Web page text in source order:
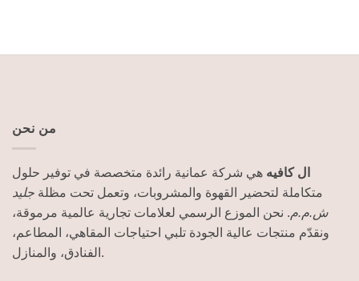
من نحن
ال كافيه هي شركة عمانية رائدة متخصصة في توفير حلول
متكاملة لتحضير القهوة والمشروبات، وتعمل تحت مظلة جليد
ش.م.م. نحن الموزع الرسمي لعلامات تجارية عالمية مرموقة،
ونقدّم منتجات عالية الجودة تلبي احتياجات المقاهي، المطاعم،
الفنادق، والمنازل.